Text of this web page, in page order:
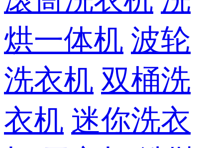
烘一体机 波轮
洗衣机 双桶洗
衣机 迷你洗衣